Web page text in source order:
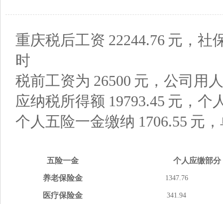
重庆税后工资 22244.76 元，社
时
税前工资为 26500 元，公司用
应纳税所得额 19793.45 元，个
个人五险一金缴纳 1706.55 元
五险一金 个人应缴部分
养老保险金 1347.76
医疗保险金 341.94